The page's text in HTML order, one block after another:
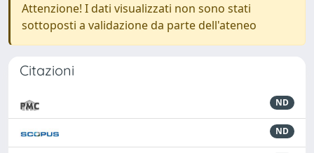
Attenzione! I dati visualizzati non sono stati
sottoposti a validazione da parte dell'ateneo
Citazioni
ND
ND